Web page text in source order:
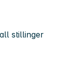
stillinger